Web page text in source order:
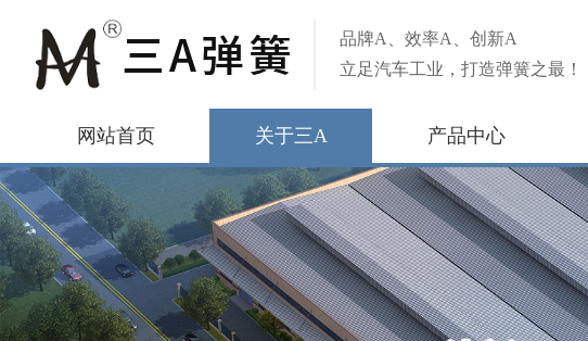
品牌A、效率A、创新A
立足汽车工业，打造弹簧之最！
网站首页 关于三A 产品中心